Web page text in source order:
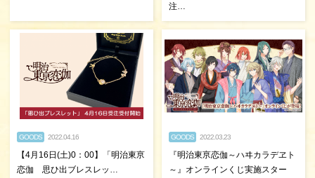
注…
GOODS 2022.04.16
【4月16日(土)0：00】「明治東亰
恋伽 思ひ出ブレスレッ…
GOODS 2022.03.23
『明治東亰恋伽～ハヰカラデヱト
～』オンラインくじ実施スター